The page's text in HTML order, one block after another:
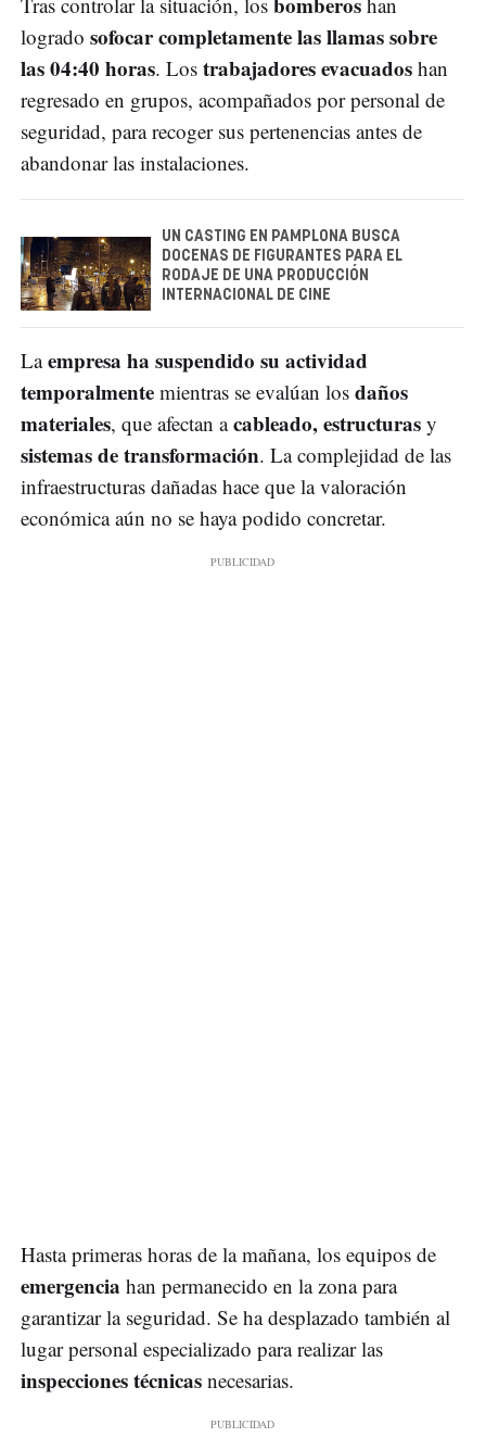
logrado sofocar completamente las llamas sobre
las 04:40 horas. Los trabajadores evacuados han
regresado en grupos, acompañados por personal de
seguridad, para recoger sus pertenencias antes de
abandonar las instalaciones.
UN CASTING EN PAMPLONA BUSCA
DOCENAS DE FIGURANTES PARA EL
RODAJE DE UNA PRODUCCIÓN
INTERNACIONAL DE CINE
Laempresa ha suspendido su actividad
temporalmente mientras se evalúan los daños
materiales, que afectan acableado, estructuras y
sistemas de transformación. La complejidad de las
infraestructuras dañadas hace que la valoración
económica aún no se haya podido concretar.
Hasta primeras horas de la mañana, los equipos de
emergencia han permanecido en la zona para
garantizar la seguridad. Se ha desplazado también al
lugar personal especializado para realizar las
inspecciones técnicas necesarias.